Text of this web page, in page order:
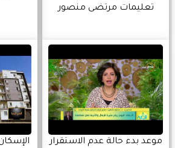
تعليمات مرتضى منصور
موعد بدء حالة عدم الاستقرار